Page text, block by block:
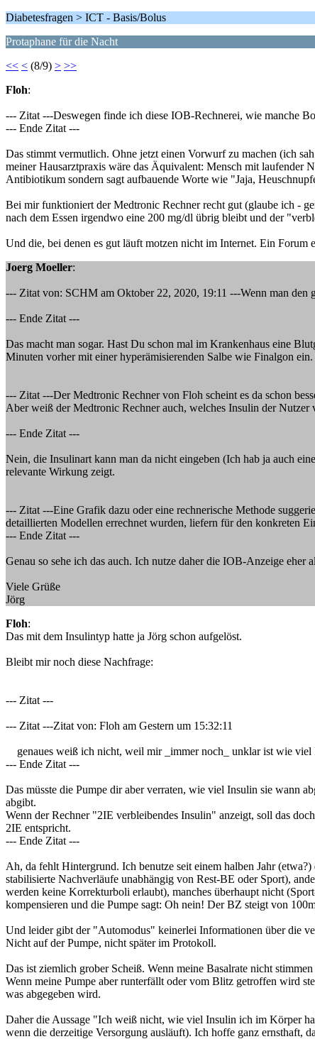
Diabetesfragen > ICT - Basis/Bolus
Protaphane für die Nacht
<< < (8/9) > >>
Floh:
--- Zitat ---Deswegen finde ich diese IOB-Rechnerei, wie manche
--- Ende Zitat ---
Das stimmt vermutlich. Ohne jetzt einen Vorwurf zu machen (ich
meiner Hausarztpraxis wäre das Äquivalent: Mensch mit laufender
Antibiotikum sondern sagt aufbauende Worte wie "Jaja,
Bei mir funktioniert der Medtronic Rechner recht gut (glaube ich -
nach dem Essen irgendwo eine 200 mg/dl übrig bleibt und der
Und die, bei denen es gut läuft motzen nicht im Internet. Ein Forum
Joerg Moeller:
--- Zitat von: SCHM am Oktober 22, 2020, 19:11 ---Wenn man
--- Ende Zitat ---
Das macht man sogar. Hast Du schon mal im Krankenhaus eine
Minuten vorher mit einer hyperämisierenden Salbe wie Finalgon
--- Zitat ---Der Medtronic Rechner von Floh scheint es da schon
Aber weiß der Medtronic Rechner auch, welches Insulin der
--- Ende Zitat ---
Nein, die Insulinart kann man da nicht eingeben (Ich hab ja auch
relevante Wirkung zeigt.
--- Zitat ---Eine Grafik dazu oder eine rechnerische Methode
detaillierten Modellen errechnet wurden, liefern für den konkreten
--- Ende Zitat ---
Genau so sehe ich das auch. Ich nutze daher die IOB-Anzeige eher
Viele Grüße
Jörg
Floh:
Das mit dem Insulintyp hatte ja Jörg schon aufgelöst.
Bleibt mir noch diese Nachfrage:
--- Zitat ---
--- Zitat ---Zitat von: Floh am Gestern um 15:32:11
genaues weiß ich nicht, weil mir _immer noch_ unklar ist wie viel
--- Ende Zitat ---
Das müsste die Pumpe dir aber verraten, wie viel Insulin sie wann
abgibt.
Wenn der Rechner "2IE verbleibendes Insulin" anzeigt, soll das
2IE entspricht.
--- Ende Zitat ---
Ah, da fehlt Hintergrund. Ich benutze seit einem halben Jahr
stabilisierte Nachverläufe unabhängig von Rest-BE oder Sport),
werden keine Korrekturboli erlaubt), manches überhaupt nicht
kompensieren und die Pumpe sagt: Oh nein! Der BZ steigt von
Und leider gibt der "Automodus" keinerlei Informationen über die
Nicht auf der Pumpe, nicht später im Protokoll.
Das ist ziemlich grober Scheiß. Wenn meine Basalrate nicht
Wenn meine Pumpe aber runterfällt oder vom Blitz getroffen wird
was abgegeben wird.
Daher die Aussage "Ich weiß nicht, wie viel Insulin ich im Körper
wenn die derzeitige Versorgung ausläuft). Ich hoffe ganz ernsthaft,